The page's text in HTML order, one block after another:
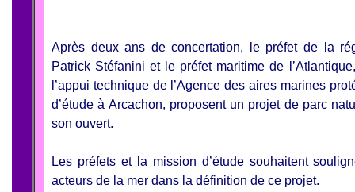
Après deux ans de concertation, le préfet de la
Patrick Stéfanini et le préfet maritime de
l’appui technique de l’Agence des aires marines
d’étude à Arcachon, proposent un projet de parc
son ouvert.
Les préfets et la mission d’étude souhaitent
acteurs de la mer dans la définition de ce projet.